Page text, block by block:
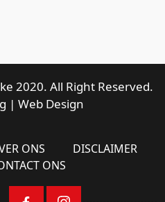
2020. All Right Reserved.
| Web Design
ONS
DISCLAIMER
ONS